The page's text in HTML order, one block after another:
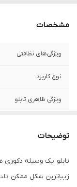
مشخصات
ویژگی‌های نظافتی
نوع کاربرد
ویژگی ظاهری تابلو
توضیحات
تابلو یک وسیله دکوری
زیباترین شکل ممکن